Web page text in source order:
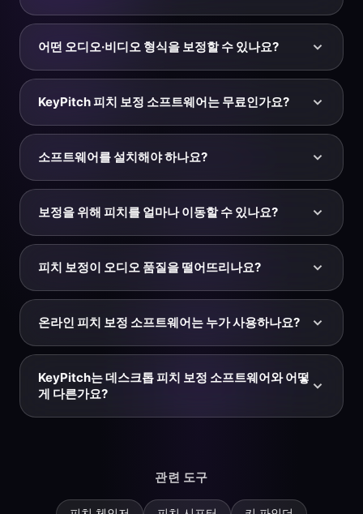
플러그인이 필요하지만, 보컬 전체를 올바른 피치로 되돌
리는 일은 KeyPitch가 몇 초 만에 해냅니다.
네. 무료 KeyPitch 크롬 확장 프로그램을 설치하면
YouTube와 YouTube Music에 피치와 속도 컨트롤이 바
시간으로 피치를 보정하고 — 반음 단위나 세밀한 단위로
— 속도를 바꿀 수 있습니다. 반주나 따라 연주용 트랙을
즉석에서 다시 조율해 자신의 악기나 목소리에 맞추기에
이상적입니다.
어떤 오디오·비디오 형식을 보정할 수 있나요?
KeyPitch는 최대 50 MB, 10분 길이의 MP3, WAV, M4A,
MP4 파일을 지원합니다. MP4의 피치를 보정하면 영상은
에서 보정된 파일을 MP3 또는 WAV로 내보낼 수 있습니
다.
KeyPitch 피치 보정 소프트웨어는 무료인가요?
네 — 파일을 올리고 피치를 보정하고 결과를 미리 듣는
것은 완전히 무료이며, YouTube용 크롬 확장 프로그램도
드할 때만 비용을 지불합니다: 내보내기 단위로, 할인된
내보내기 팩으로, 또는 무제한 다운로드 구독으로 결제할
수 있습니다.
소프트웨어를 설치해야 하나요?
아니요. KeyPitch는 전적으로 브라우저에서 동작하므로
다운로드하거나 설치할 피치 보정 소프트웨어가 없고 설
보정하면 끝입니다. 선택 사항인 크롬 확장 프로그램은
YouTube와 YouTube Music에서의 실시간 보정만 추가합
니다.
보정을 위해 피치를 얼마나 이동할 수 있나요?
이 페이지의 슬라이더는 양방향으로 약 한 반음(A4 기준
대략 415.3 Hz~466.2 Hz)의 세밀한 범위를 다루며, 음
니다. 더 큰 보정 — 다른 키로 조옮김 — 이 필요하면 오
디오 스튜디오를 열어 최대 ±12까지 정확한 반음 단위로
이동하세요.
피치 보정이 오디오 품질을 떨어뜨리나요?
작은 보정은 거의 티가 나지 않습니다. KeyPitch는 고품
질 시간 영역 알고리즘(SoundTouch)을 사용해 아티팩트
의 결과를 위해서는 WAV나 고비트레이트 MP3 같은 고품
질 원본에서 시작하세요.
온라인 피치 보정 소프트웨어는 누가 사용하나요?
가수와 보컬 코치는 반주를 편안한 음역으로 다시 조율하
고, 음악가는 다른 악기에 맞추려고 녹음을 보정하고, 프
로듀서는 음이 어긋나게 녹음된 샘플을 바로잡고, 크리에
KeyPitch는 데스크톱 피치 보정 소프트웨어와 어떻
게 다른가요?
키, 속도, 리버브, 베이스 — 을 브라우저에서 즉시 제공하
며, YouTube를 실시간으로 보정하는 무료 크롬 확장 프로
관련 도구